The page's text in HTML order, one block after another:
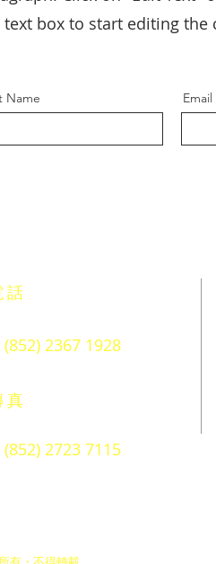
text box to start editing the
Name
Email
話
(852) 2367 1928
真
(852) 2723 7115